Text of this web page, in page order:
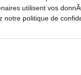
utilisent vos
politique de